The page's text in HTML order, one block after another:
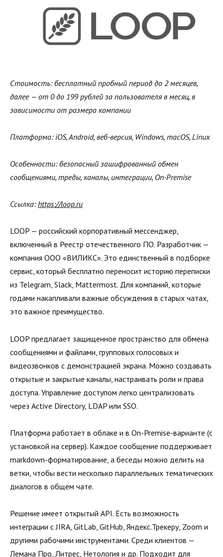
Стоимость: бесплатный пробный период до 2 месяцев,
далее — от 0 до 199 рублей за пользователя в месяц, в
зависимости от размера компании
Платформа: iOS, Android, веб-версия, Windows, macOS, Linux
Особенности: безопасный зашифрованный обмен
сообщениями, треды, каналы, интеграции, On-Premise
Ссылка:https://loop.ru
LOOP — российский корпоративный мессенджер,
включенный в Реестр отечественного ПО. Разработчик —
компания ООО «ВИЛИКС». Это единственный в подборке
сервис, который бесплатно переносит историю переписки
из Telegram, Slack, Mattermost. Для компаний, которые
годами накапливали важные обсуждения в старых чатах,
это важное преимущество.
LOOP предлагает защищенное пространство для обмена
сообщениями и файлами, групповых голосовых и
видеозвонков с демонстрацией экрана. Можно создавать
открытые и закрытые каналы, настраивать роли и права
доступа. Управление доступом легко централизовать
через Active Directory, LDAP или SSO.
Платформа работает в облаке и в On-Premise-варианте (с
установкой на сервер). Каждое сообщение поддерживает
markdown-форматирование, а беседы можно делить на
ветки, чтобы вести несколько параллельных тематических
диалогов в общем чате.
Решение имеет открытый API. Есть возможность
интеграции с JIRA, GitLab, GitHub, Яндекс.Трекеру, Zoom и
другими рабочими инструментами. Среди клиентов —
Лемана Про, Литрес, Нетология и др. Подходит для